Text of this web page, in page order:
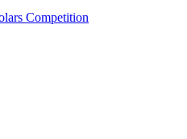
Competition